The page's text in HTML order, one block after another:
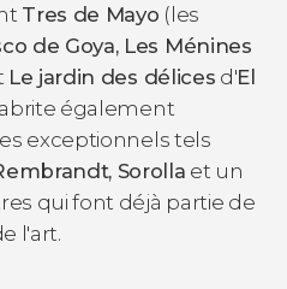
Tres de Mayo (les
de Goya, Les Ménines
Le jardin des délices d'El
également
exceptionnels tels
Sorolla et un
qui font déjà partie de
l'art.